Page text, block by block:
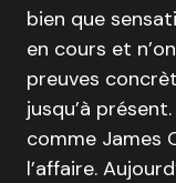
bien que
en cours et
preuves
jusqu’à
comme James
l’affaire.